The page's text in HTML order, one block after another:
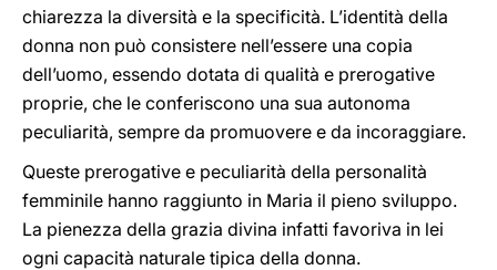
chiarezza la diversità e la specificità. L’identità della
donna non può consistere nell’essere una copia
dell’uomo, essendo dotata di qualità e prerogative
proprie, che le conferiscono una sua autonoma
peculiarità, sempre da promuovere e da incoraggiare.
Queste prerogative e peculiarità della personalità
femminile hanno raggiunto in Maria il pieno sviluppo.
La pienezza della grazia divina infatti favoriva in lei
ogni capacità naturale tipica della donna.